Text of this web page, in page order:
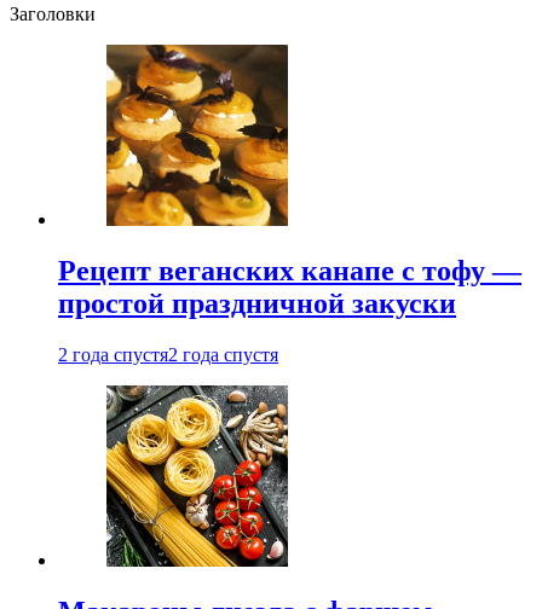
Заголовки
Рецепт веганских канапе с тофу —
простой праздничной закуски
2 года спустя2 года спустя